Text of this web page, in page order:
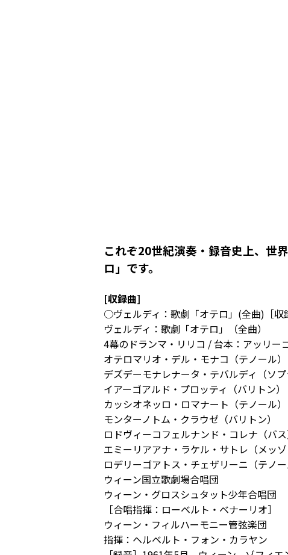
これぞ20世紀演奏・録音史上、世
ロ」です。
[収録曲]
○ヴェルディ：歌劇「オテロ」(全曲)［収
ヴェルディ：歌劇「オテロ」（全曲）
4幕のドランマ・リリコ / 台本：アッリー
オテロマリオ・デル・モナコ（テノール）
デズデーモナレナータ・テバルディ（ソプ
イアーゴアルド・プロッティ（バリトン）
カッシオネッロ・ロマナート（テノール）
モンターノトム・クラウゼ（バリトン）
ロドヴィーコフェルナンド・コレナ（バス
エミーリアアナ・ラケル・サトレ（メッゾ
ロデリーゴアトス・チェザリーニ（テノー
ウィーン国立歌劇場合唱団
ウィーン・グロスシュタット少年合唱団
［合唱指揮：ローベルト・ベナーリオ］
ウィーン・フィルハーモニー管弦楽団
指揮：ヘルベルト・フォン・カラヤン